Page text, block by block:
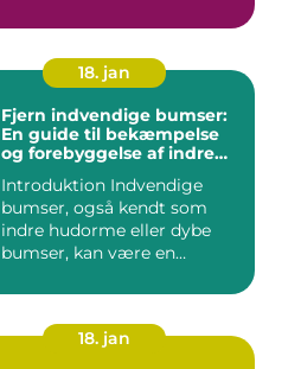
18. jan
Fjern indvendige bumser:
En guide til bekæmpelse
og forebyggelse af indre
Introduktion Indvendige
bumser, også kendt som
indre hudorme eller dybe
bumser, kan være en
18. jan